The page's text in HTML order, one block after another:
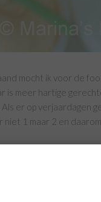
mocht ik voor de
is meer hartige
er op verjaardagen
niet 1 maar 2 en